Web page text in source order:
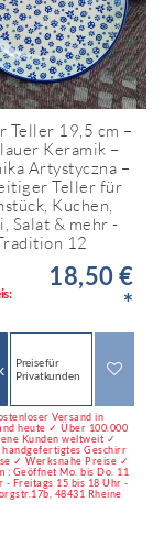
Teller 19,5 cm –
Keramik –
Artystyczna –
Teller für
Kuchen,
Salat & mehr -
12
18,50 €
*
Preise für
Privatkunden
Versand in
heute ✓ Über 100.000
Kunden weltweit ✓
handgefertigtes Geschirr
✓ Werksnahe Preise ✓
: Geöffnet Mo. bis Do. 11
- Freitags 15 bis 18 Uhr -
48431 Rheine